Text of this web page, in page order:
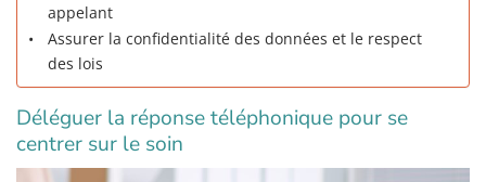
appelant
Assurer la confidentialité des données et le respect
des lois
Déléguer la réponse téléphonique pour se
centrer sur le soin